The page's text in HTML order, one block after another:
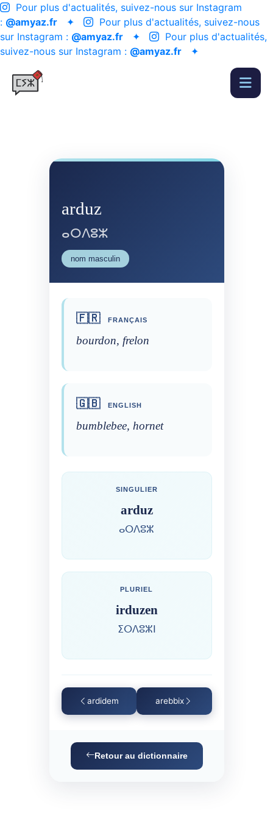
Pour plus d'actualités, suivez-nous sur Instagram
: @amyaz.fr ✦
Pour plus d'actualités, suivez-nous
sur Instagram : @amyaz.fr ✦
Pour plus d'actualités,
suivez-nous sur Instagram : @amyaz.fr ✦
arduz
ⴰⵔⴷⵓⵣ
nom masculin
🇫🇷 FRANÇAIS
bourdon, frelon
🇬🇧 ENGLISH
bumblebee, hornet
SINGULIER
arduz
ⴰⵔⴷⵓⵣ
PLURIEL
irduzen
ⵉⵔⴷⵓⵣⵏ
ardidem arebbix
Retour au dictionnaire